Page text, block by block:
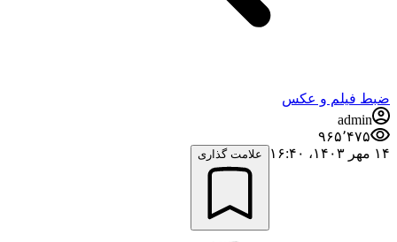
ضبط فيلم و عكس
admin
۹۶۵٬۴۷۵
۱۴ مهر ۱۴۰۳،‏ ۱۶:۴۰
علامت گذاری